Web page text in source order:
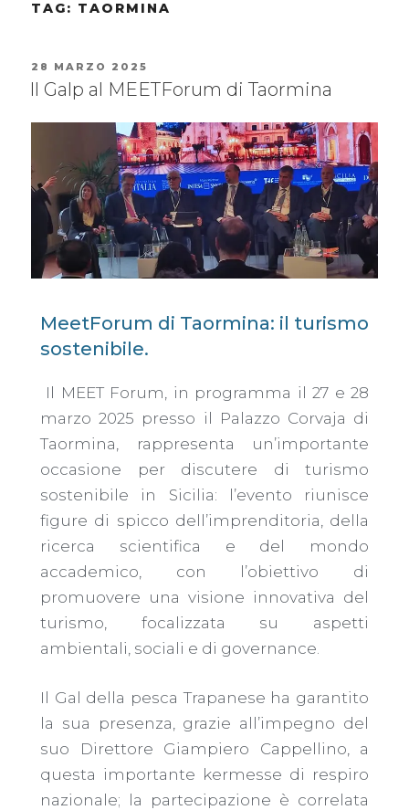
TAG: TAORMINA
28 MARZO 2025
Il Galp al MEETForum di Taormina
MeetForum di Taormina: il turismo
sostenibile.
Il MEET Forum, in programma il 27 e 28
marzo 2025 presso il Palazzo Corvaja di
Taormina, rappresenta un’importante
occasione per discutere di turismo
sostenibile in Sicilia: l’evento riunisce
figure di spicco dell’imprenditoria, della
ricerca scientifica e del mondo
accademico, con l’obiettivo di
promuovere una visione innovativa del
turismo, focalizzata su aspetti
ambientali, sociali e di governance.
Il Gal della pesca Trapanese ha garantito
la sua presenza, grazie all’impegno del
suo Direttore Giampiero Cappellino, a
questa importante kermesse di respiro
nazionale; la partecipazione è correlata